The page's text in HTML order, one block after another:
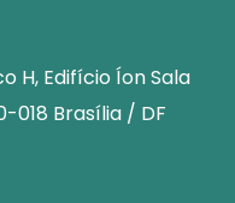
H, Edifício Íon Sala
018 Brasília / DF